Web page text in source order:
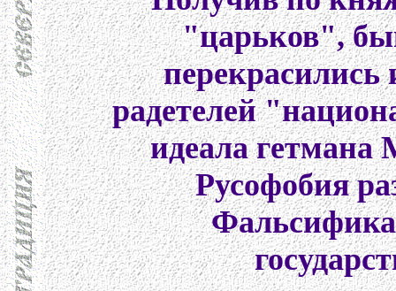
"царьков",
перекрасились
радетелей
идеала гетмана
Русофобия